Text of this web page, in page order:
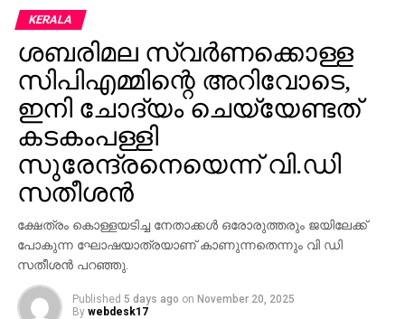
പിടിച്ച് ഒരു മുറിയിലേക്ക് കൊണ്ടുപോയി കതക് അടച്ചു.
വെറും അഞ്ച് മിനിറ്റിനുള്ളില്‍ തന്നെ എല്ലാ
പ്രശ്‌നങ്ങളും പരിഹരിച്ചതായി അദ്ദേഹം പറയുന്നു.
തുടര്‍ന്ന് മൂവരും ചിരിച്ചുകൊണ്ട് മുറിയില്‍ നിന്ന്
പുറത്തിറങ്ങുകയും, ‘എന്നാ തുടങ്ങാം’ എന്ന് മമ്മൂട്ടി
മേജര്‍ രവിയോടു പറയുകയും ചെയ്തതായാണ്
വെളിപ്പെടുത്തല്‍. മലയാള സിനിമയില്‍ ഏറ്റവും
കൃത്യവും സമയനിയമനമുള്ള നടന്‍
മമ്മൂട്ടിയാണെന്നും, ചെറിയ വിഷമങ്ങള്‍ വന്നാലും അത്
അഭിമുഖത്തില്‍ പറഞ്ഞു. മിഷന്‍ 90 ഡേയ്‌സ് ബോക്‌സ്
ഓഫീസില്‍ വലിയ വിജയം നേടിയില്ലെങ്കിലും
ചിത്രത്തിന്റെ ലൊക്കേഷന്‍ ഓര്‍മ്മകളില്‍ ഈ
സംഭവത്തിന് പ്രത്യേക സ്ഥാനമുണ്ട്.
KERALA
ശബരിമല സ്വര്‍ണക്കൊള്ള
സിപിഎമ്മിന്റെ അറിവോടെ,
ഇനി ചോദ്യം ചെയ്യേണ്ടത്
കടകംപള്ളി
സുരേന്ദ്രനെയെന്ന് വി.ഡി
സതീശന്‍
ക്ഷേത്രം കൊള്ളയടിച്ച നേതാക്കള്‍ ഒരോരുത്തരും ജയിലേക്ക്
പോകുന്ന ഘോഷയാത്രയാണ് കാണുന്നതെന്നും വി ഡി
സതീശന്‍ പറഞ്ഞു.
Published 5 days ago on November 20, 2025
By webdesk17